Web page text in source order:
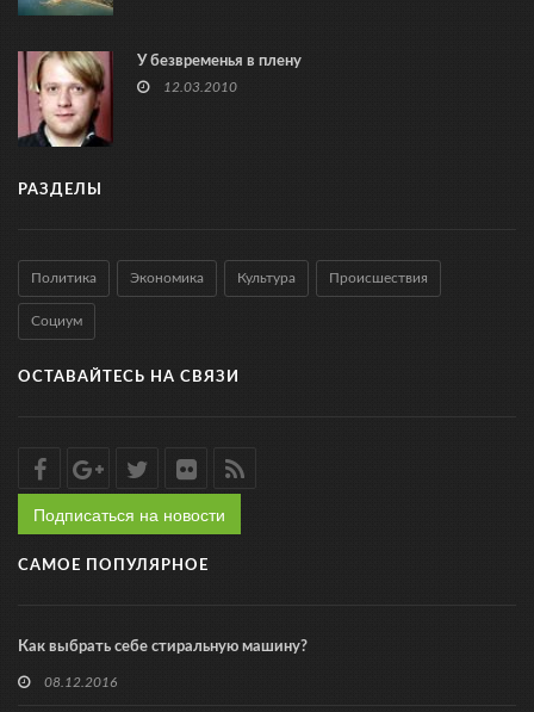
У безвременья в плену
12.03.2010
РАЗДЕЛЫ
Политика Экономика Культура Происшествия
Социум
ОСТАВАЙТЕСЬ НА СВЯЗИ
Подписаться на новости
САМОЕ ПОПУЛЯРНОЕ
Как выбрать себе стиральную машину?
08.12.2016